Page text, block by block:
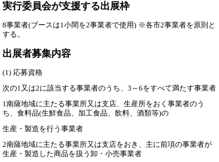
実行委員会が支援する出展枠
8事業者(ブースは1小間を2事業者で使用) ※各市2事業者を原則と
する。
出展者募集内容
(1) 応募資格
次の1又は2に該当する事業者のうち、3～6をすべて満たす事業者
1南薩地域に主たる事業所又は支店、生産所をおく事業者のう
ち、食料品(生鮮食品、 加工食品、飲料、酒類等)の
生産・製造を行う事業者
2南薩地域に主たる事業所又は支店をおき、主に前項の事業者が
生産・製造した商品を扱う卸・小売事業者